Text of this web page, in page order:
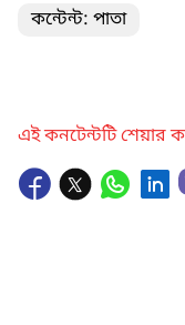
কন্টেন্ট: পাতা
এই কনটেন্টটি শেয়ার